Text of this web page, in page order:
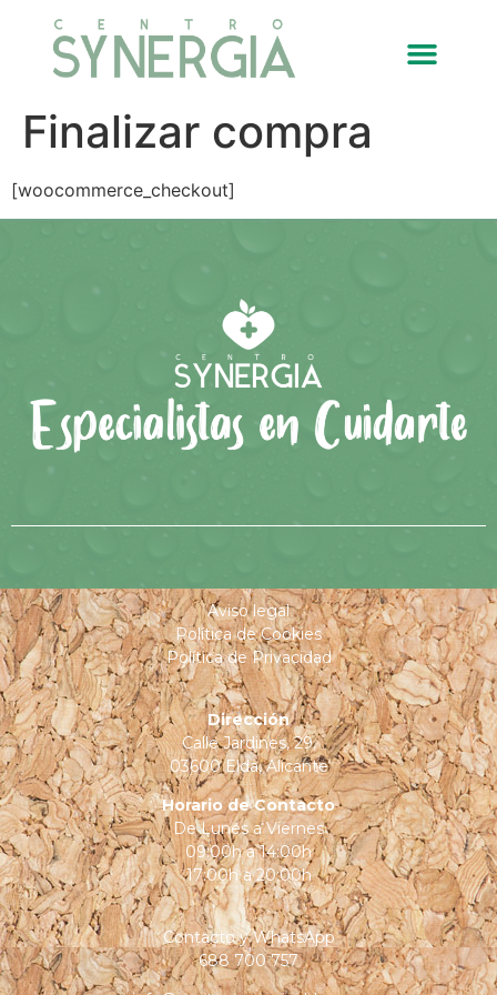
Finalizar compra
[woocommerce_checkout]
Aviso legal
Política de Cookies
Política de Privacidad
Dirección
Calle Jardines, 29,
03600 Elda, Alicante
Horario de Contacto
De Lunes a Viernes
09:00h a 14:00h
17:00h a 20:00h
Contacto y WhatsApp
688 700 757